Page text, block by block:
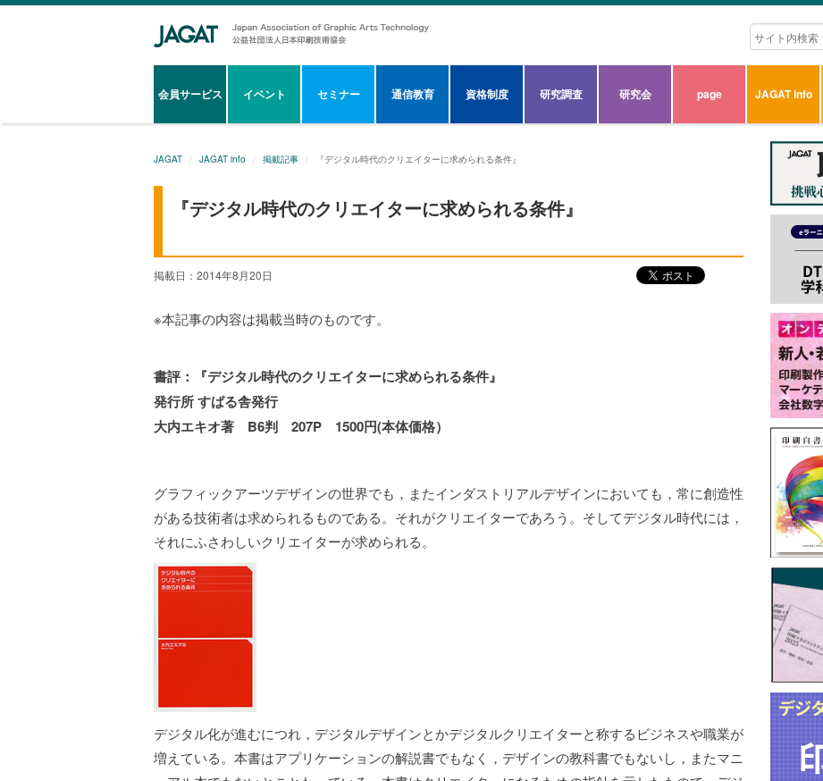
会員サービス イベント セミナー 通信教育 資格制度 研究調査 研究会 page JAGAT info
JAGAT JAGAT info 掲載記事 『デジタル時代のクリエイターに求められる条件』
『デジタル時代のクリエイターに求められる条件』
掲載日：2014年8月20日
※本記事の内容は掲載当時のものです。
書評：『デジタル時代のクリエイターに求められる条件』
発行所 すばる舎発行
大内エキオ著 B6判 207P 1500円(本体価格）
グラフィックアーツデザインの世界でも，またインダストリアルデザインにおいても，常に創造性
がある技術者は求められるものである。それがクリエイターであろう。そしてデジタル時代には，
それにふさわしいクリエイターが求められる。
デジタル化が進むにつれ，デジタルデザインとかデジタルクリエイターと称するビジネスや職業が
増えている。本書はアプリケーションの解説書でもなく，デザインの教科書でもないし，またマニ